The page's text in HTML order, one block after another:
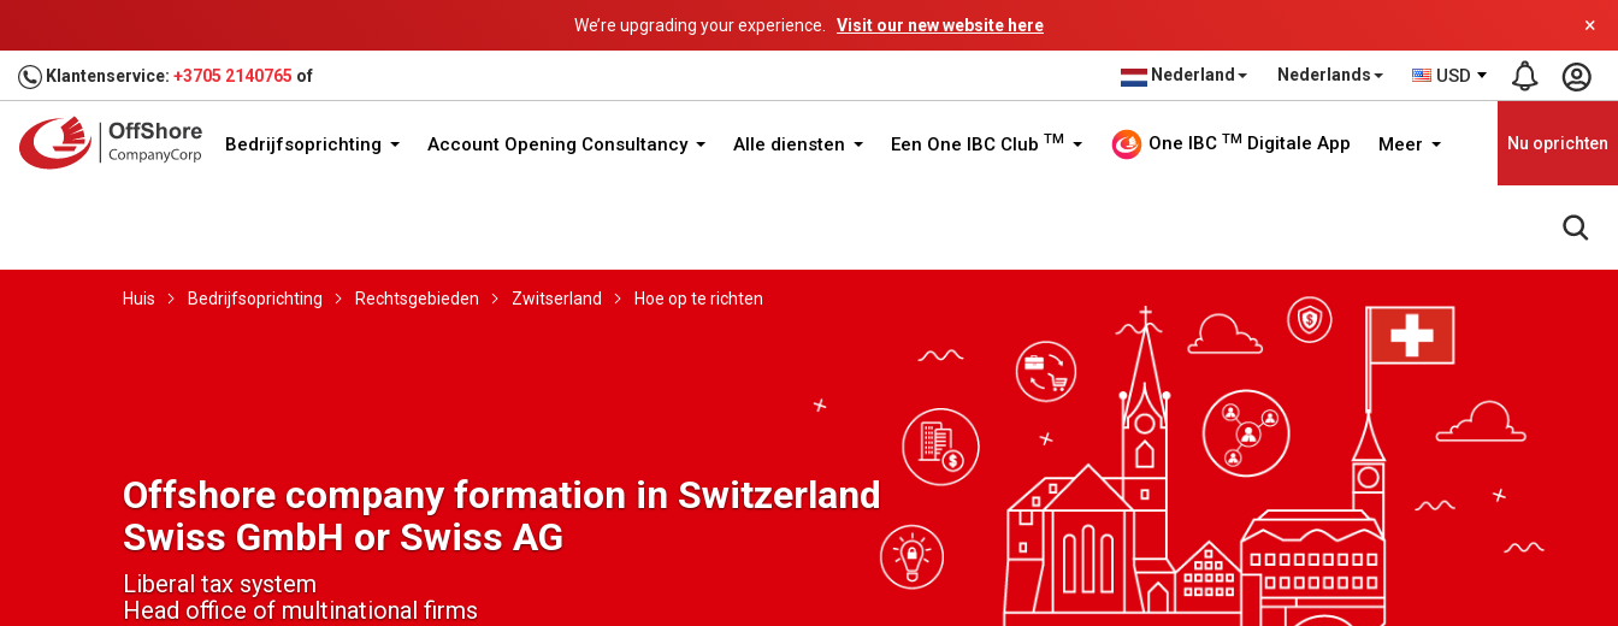
We’re upgrading your experience. Visit our new website here ×
Klantenservice: +3705 2140765 of Nederland Nederlands USD
Bedrijfsoprichting Account Opening Consultancy Alle diensten Een One IBC Club TM One IBC TM Digitale App Meer Nu oprichten
Huis Bedrijfsoprichting Rechtsgebieden Zwitserland Hoe op te richten
Offshore company formation in Switzerland
Swiss GmbH or Swiss AG
Liberal tax system
Head office of multinational firms